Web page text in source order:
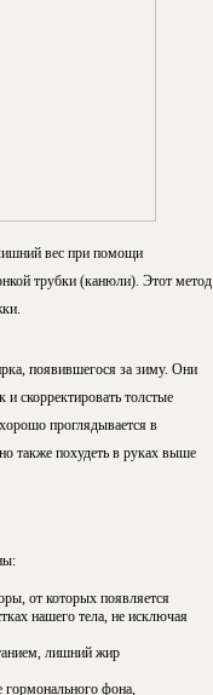
вес при помощи
трубки (канюли). Этот метод
появившегося за зиму. Они
скорректировать толстые
проглядывается в
также похудеть в руках выше
от которых появляется
нашего тела, не исключая
лишний жир
гормонального фона,